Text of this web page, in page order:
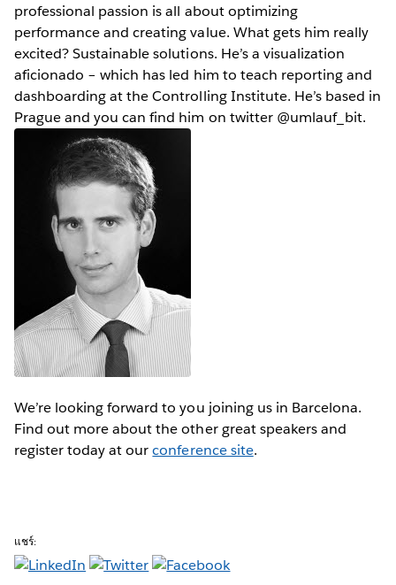
professional passion is all about optimizing
performance and creating value. What gets him really
excited? Sustainable solutions. He’s a visualization
aficionado – which has led him to teach reporting and
dashboarding at the Controlling Institute. He’s based in
Prague and you can find him on twitter @umlauf_bit.
We’re looking forward to you joining us in Barcelona.
Find out more about the other great speakers and
register today at ourconference site.
แชร์: